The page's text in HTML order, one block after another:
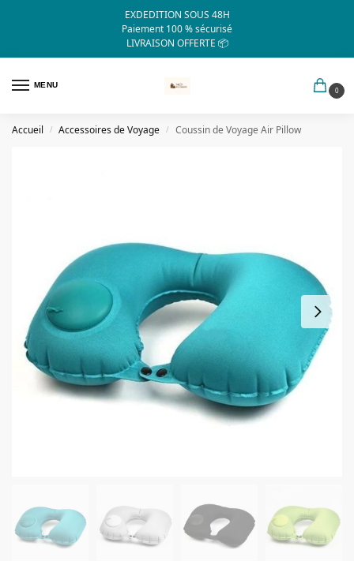
EXDEDITION SOUS 48H
Paiement 100 % sécurisé
LIVRAISON OFFERTE 📦
MENU
0
Accueil / Accessoires de Voyage / Coussin de Voyage Air Pillow